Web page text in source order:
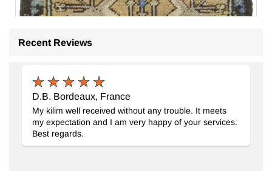
Recent Reviews
D.B. Bordeaux, France
My kilim well received without any trouble. It meets
my expectation and I am very happy of your services.
Best regards.